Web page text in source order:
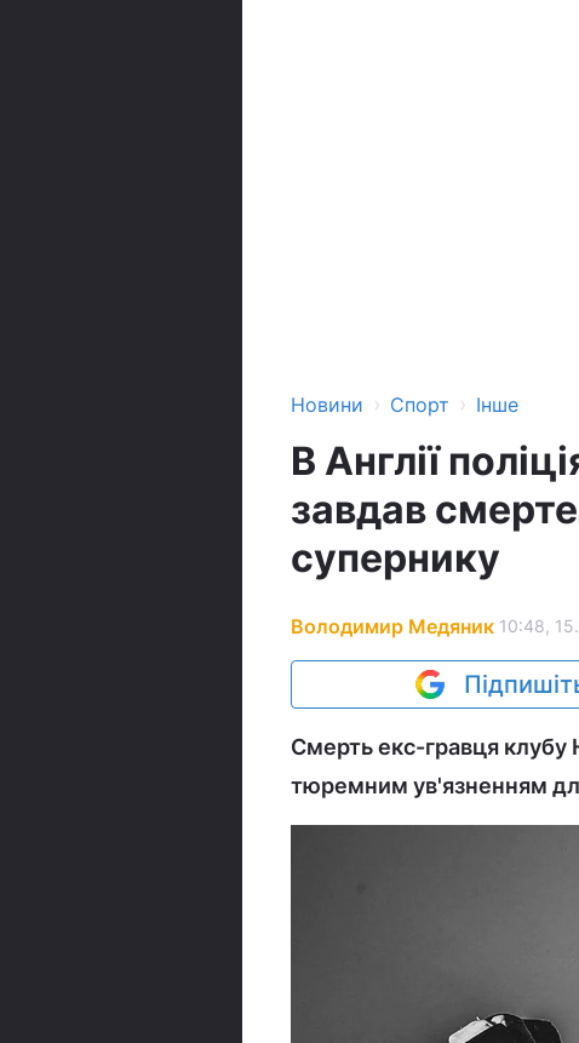
Новини › Спорт › Інше
В Англії
завдав
супернику
Володимир Медяник 10:48,
Смерть екс-гравця клубу
тюремним ув'язненням